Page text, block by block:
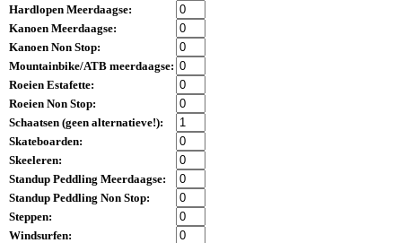
Hardlopen Meerdaagse:
Kanoen Meerdaagse:
Kanoen Non Stop:
Mountainbike/ATB meerdaagse:
Roeien Estafette:
Roeien Non Stop:
Schaatsen (geen alternatieve!):
Skateboarden:
Skeeleren:
Standup Peddling Meerdaagse:
Standup Peddling Non Stop:
Steppen:
Windsurfen: